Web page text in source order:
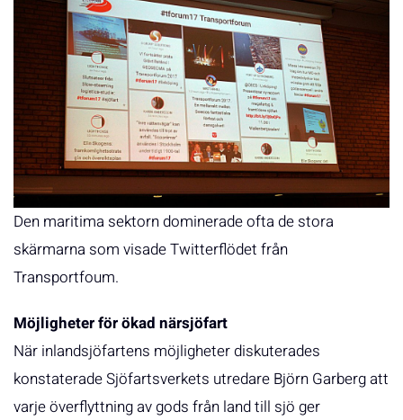
Den maritima sektorn dominerade ofta de stora
skärmarna som visade Twitterflödet från
Transportfoum.
Möjligheter för ökad närsjöfart
När inlandsjöfartens möjligheter diskuterades
konstaterade Sjöfartsverkets utredare Björn Garberg att
varje överflyttning av gods från land till sjö ger